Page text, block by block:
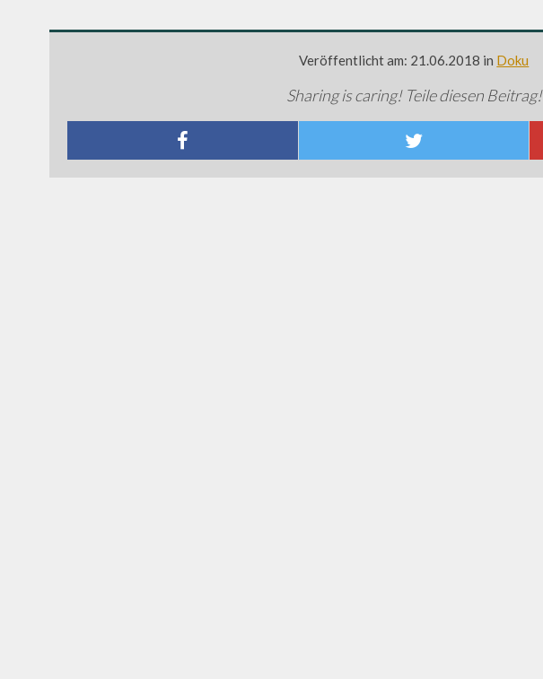
Veröffentlicht am: 21.06.2018 in Doku
Sharing is caring! Teile diesen Beitrag!